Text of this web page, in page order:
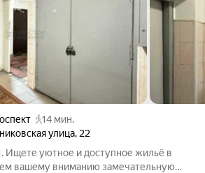
14 мин.
улица, 22
Ищете уютное и доступное жильё в
вашему вниманию замечательную